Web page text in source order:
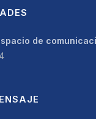
de